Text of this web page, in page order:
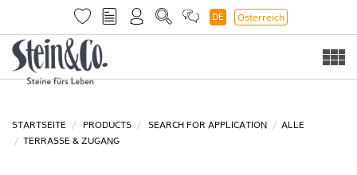
DE Österreich
STARTSEITE PRODUCTS SEARCH FOR APPLICATION
ALLE
TERRASSE & ZUGANG